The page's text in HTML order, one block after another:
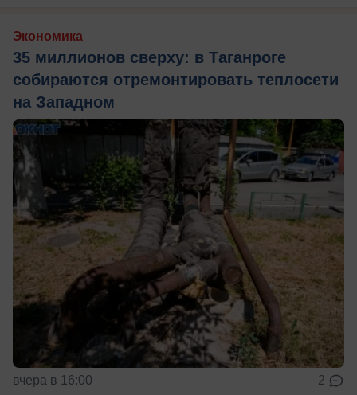
Экономика
35 миллионов сверху: в Таганроге
собираются отремонтировать теплосети
на Западном
вчера в 16:00 2